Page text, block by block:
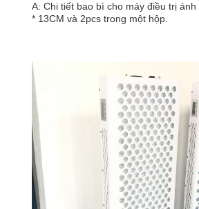
A: Chi tiết bao bì cho máy điều trị
* 13CM và 2pcs trong một hộp.